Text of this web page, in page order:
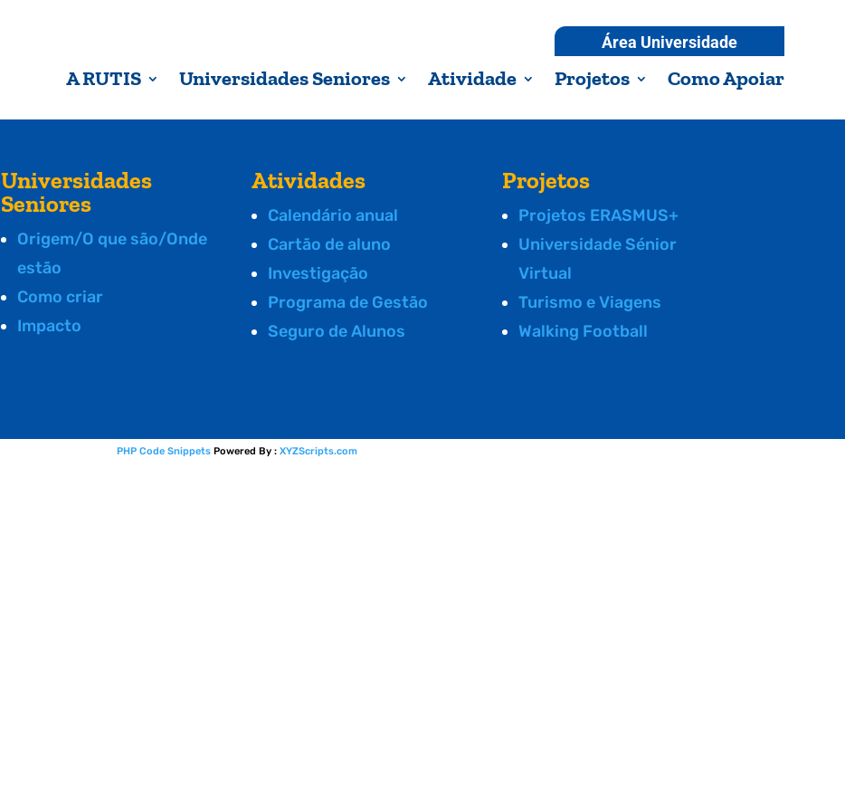
Área Universidade
A RUTIS Universidades Seniores Atividade Projetos Como Apoiar
Universidades
Seniores
Origem/O que são/Onde
estão
Como criar
Impacto
Atividades
Calendário anual
Cartão de aluno
Investigação
Programa de Gestão
Seguro de Alunos
Projetos
Projetos ERASMUS+
Universidade Sénior
Virtual
Turismo e Viagens
Walking Football
PHP Code Snippets Powered By : XYZScripts.com